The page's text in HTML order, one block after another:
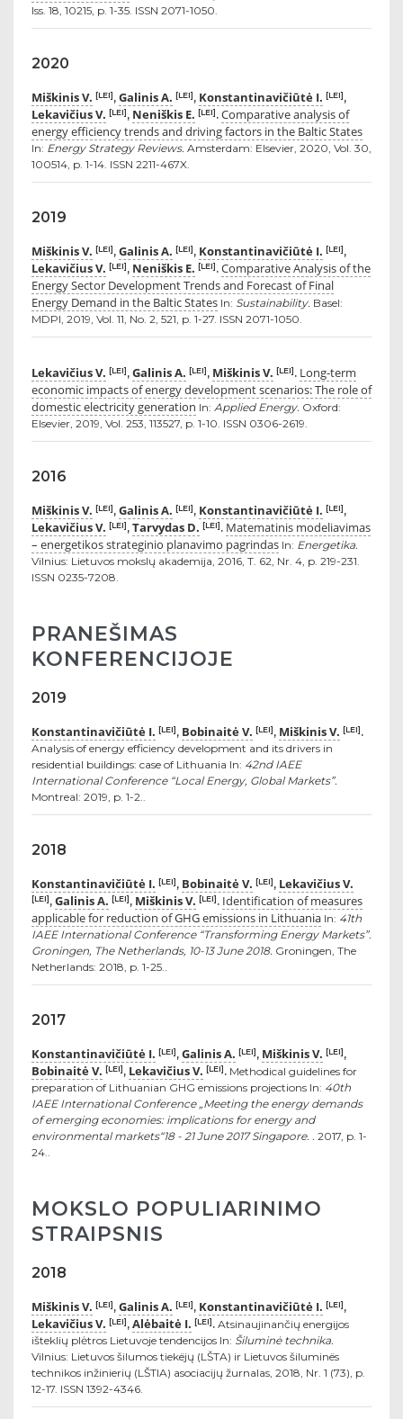
Iss. 18, 10215, p. 1-35. ISSN 2071-1050.
2020
Miškinis V. [LEI], Galinis A. [LEI], Konstantinavičiūtė I. [LEI],
Lekavičius V. [LEI], Neniškis E. [LEI]. Comparative analysis of
energy efficiency trends and driving factors in the Baltic States
In: Energy Strategy Reviews. Amsterdam: Elsevier, 2020, Vol. 30,
100514, p. 1-14. ISSN 2211-467X.
2019
Miškinis V. [LEI], Galinis A. [LEI], Konstantinavičiūtė I. [LEI],
Lekavičius V. [LEI], Neniškis E. [LEI]. Comparative Analysis of the
Energy Sector Development Trends and Forecast of Final
Energy Demand in the Baltic States In: Sustainability. Basel:
MDPI, 2019, Vol. 11, No. 2, 521, p. 1-27. ISSN 2071-1050.
Lekavičius V. [LEI], Galinis A. [LEI], Miškinis V. [LEI]. Long-term
economic impacts of energy development scenarios: The role of
domestic electricity generation In: Applied Energy. Oxford:
Elsevier, 2019, Vol. 253, 113527, p. 1-10. ISSN 0306-2619.
2016
Miškinis V. [LEI], Galinis A. [LEI], Konstantinavičiūtė I. [LEI],
Lekavičius V. [LEI], Tarvydas D. [LEI]. Matematinis modeliavimas
– energetikos strateginio planavimo pagrindas In: Energetika.
Vilnius: Lietuvos mokslų akademija, 2016, T. 62, Nr. 4, p. 219-231.
ISSN 0235-7208.
PRANEŠIMAS
KONFERENCIJOJE
2019
Konstantinavičiūtė I. [LEI], Bobinaitė V. [LEI], Miškinis V. [LEI].
Analysis of energy efficiency development and its drivers in
residential buildings: case of Lithuania In: 42nd IAEE
International Conference “Local Energy, Global Markets”.
Montreal: 2019, p. 1-2..
2018
Konstantinavičiūtė I. [LEI], Bobinaitė V. [LEI], Lekavičius V.
[LEI], Galinis A. [LEI], Miškinis V. [LEI]. Identification of measures
applicable for reduction of GHG emissions in Lithuania In: 41th
IAEE International Conference “Transforming Energy Markets”.
Groningen, The Netherlands, 10-13 June 2018. Groningen, The
Netherlands: 2018, p. 1-25..
2017
Konstantinavičiūtė I. [LEI], Galinis A. [LEI], Miškinis V. [LEI],
Bobinaitė V. [LEI], Lekavičius V. [LEI]. Methodical guidelines for
preparation of Lithuanian GHG emissions projections In: 40th
IAEE International Conference „Meeting the energy demands
of emerging economies: implications for energy and
environmental markets“18 - 21 June 2017 Singapore. . 2017, p. 1-
24..
MOKSLO POPULIARINIMO
STRAIPSNIS
2018
Miškinis V. [LEI], Galinis A. [LEI], Konstantinavičiūtė I. [LEI],
Lekavičius V. [LEI], Alėbaitė I. [LEI]. Atsinaujinančių energijos
išteklių plėtros Lietuvoje tendencijos In: Šiluminė technika.
Vilnius: Lietuvos šilumos tiekëjų (LŠTA) ir Lietuvos šiluminës
technikos inžinierių (LŠTIA) asociacijų žurnalas, 2018, Nr. 1 (73), p.
12-17. ISSN 1392-4346.